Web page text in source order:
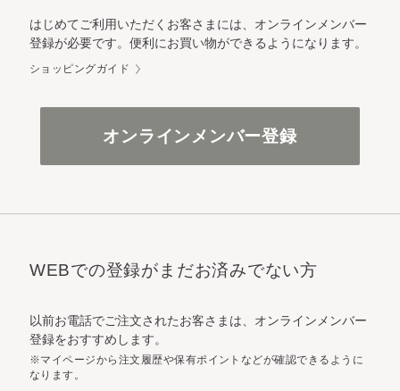
はじめてご利用いただくお客さまには、オンラインメンバー
登録が必要です。便利にお買い物ができるようになります。
ショッピングガイド
オンラインメンバー登録
WEBでの登録がまだお済みでない方
以前お電話でご注文されたお客さまは、オンラインメンバー
登録をおすすめします。
※マイページから注文履歴や保有ポイントなどが確認できるように
なります。